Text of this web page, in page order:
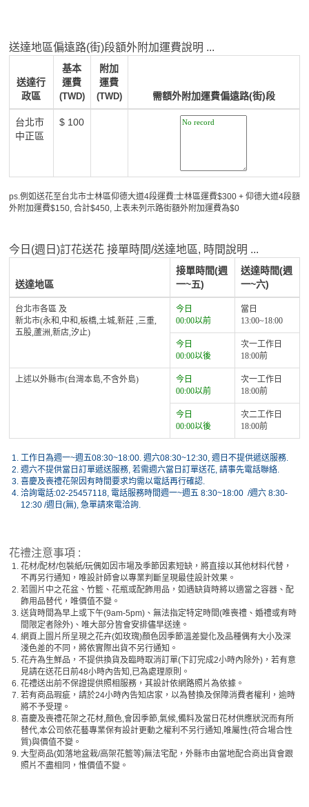
送達地區偏遠路(街)段額外附加運費說明 ...
送達行
政區
基本
運費
(TWD)
附加
運費
(TWD) 需額外附加運費偏遠路(街)段
台北市
中正區
$ 100
ps.例如送花至台北市士林區仰德大道4段運費:士林區運費$300 + 仰德大道4段額
外附加運費$150, 合計$450, 上表未列示路街額外附加運費為$0
今日(週日)訂花送花 接單時間/送達地區, 時間說明 ...
送達地區
接單時間(週
一~五)
送達時間(週
一~六)
台北市各區 及
新北市(永和,中和,板橋,土城,新莊 ,三重,
五股,蘆洲,新店,汐止)
今日
00:00以前
當日
13:00~18:00
今日
00:00以後
次一工作日
18:00前
上述以外縣市(台灣本島,不含外島)
今日
00:00以前
次一工作日
18:00前
今日
00:00以後
次二工作日
18:00前
1. 工作日為週一~週五08:30~18:00. 週六08:30~12:30, 週日不提供遞送服務.
2. 週六不提供當日訂單遞送服務, 若需週六當日訂單送花, 請事先電話聯絡.
3. 喜慶及喪禮花架因有時間要求均需以電話再行確認.
4. 洽詢電話:02-25457118, 電話服務時間週一~週五 8:30~18:00 /週六 8:30-
12:30 /週日(無), 急單請來電洽詢.
花禮注意事項 :
1. 花材/配材/包裝紙/玩偶如因市場及季節因素短缺，將直接以其他材料代替，
不再另行通知，唯設計師會以專業判斷呈現最佳設計效果。
2. 若圖片中之花盆、竹籃、花瓶或配飾用品，如遇缺貨時將以適當之容器、配
飾用品替代，唯價值不變。
3. 送貨時間為早上或下午(9am-5pm)、無法指定特定時間(唯喪禮、婚禮或有時
間限定者除外)、唯大部分皆會安排儘早送達。
4. 網頁上圖片所呈現之花卉(如玫瑰)顏色因季節溫差變化及品種偶有大小及深
淺色差的不同，將依實際出貨不另行通知。
5. 花卉為生鮮品，不提供換貨及臨時取消訂單(下訂完成2小時內除外)，若有意
見請在送花日前48小時內告知,已為處理原則。
6. 花禮送出前不保證提供照相服務，其設計依網路照片為依據。
7. 若有商品瑕疵，請於24小時內告知店家，以為替換及保障消費者權利，逾時
將不予受理。
8. 喜慶及喪禮花架之花材,顏色,會因季節,氣候,備料及當日花材供應狀況而有所
替代,本公司依花藝專業保有設計更動之權利不另行通知,唯屬性(符合場合性
質)與價值不變。
9. 大型商品(如落地盆栽/高架花籃等)無法宅配，外縣市由當地配合商出貨會跟
照片不盡相同，惟價值不變。